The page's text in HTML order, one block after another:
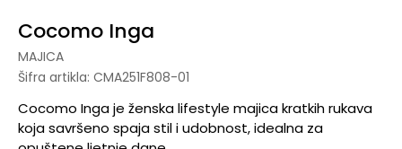
Cocomo Inga
MAJICA
Šifra artikla: CMA251F808-01
Cocomo Inga je ženska lifestyle majica kratkih rukava
koja savršeno spaja stil i udobnost, idealna za